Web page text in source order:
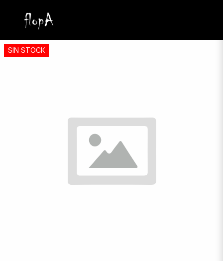
SIN STOCK